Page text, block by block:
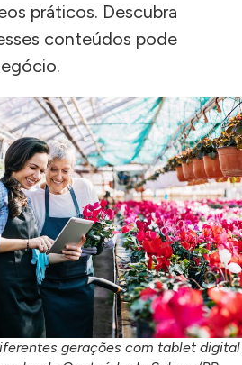
práticos. Descubra
conteúdos pode
gerações com tablet digital